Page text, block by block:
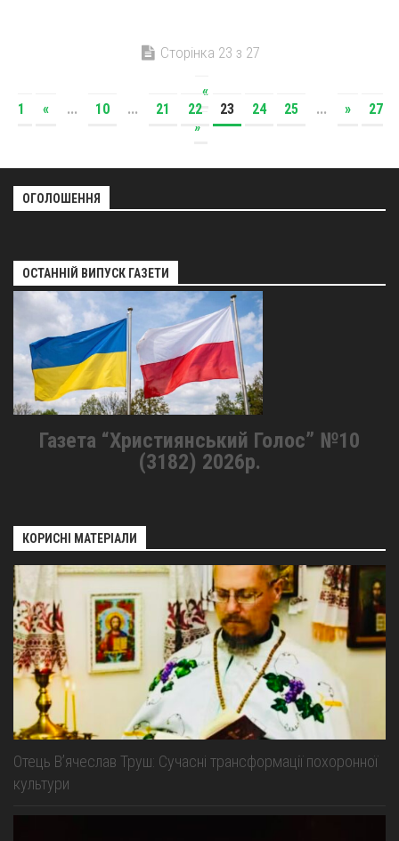
Сторінка 23 з 27
«
1
« ... 10 ... 21 22 23 24 25 ... »
27
»
ОГОЛОШЕННЯ
ОСТАННІЙ ВИПУСК ГАЗЕТИ
Газета “Християнський Голос” №10
(3182) 2026р.
КОРИСНІ МАТЕРІАЛИ
Отець В’ячеслав Труш: Сучасні трансформації похоронної
культури